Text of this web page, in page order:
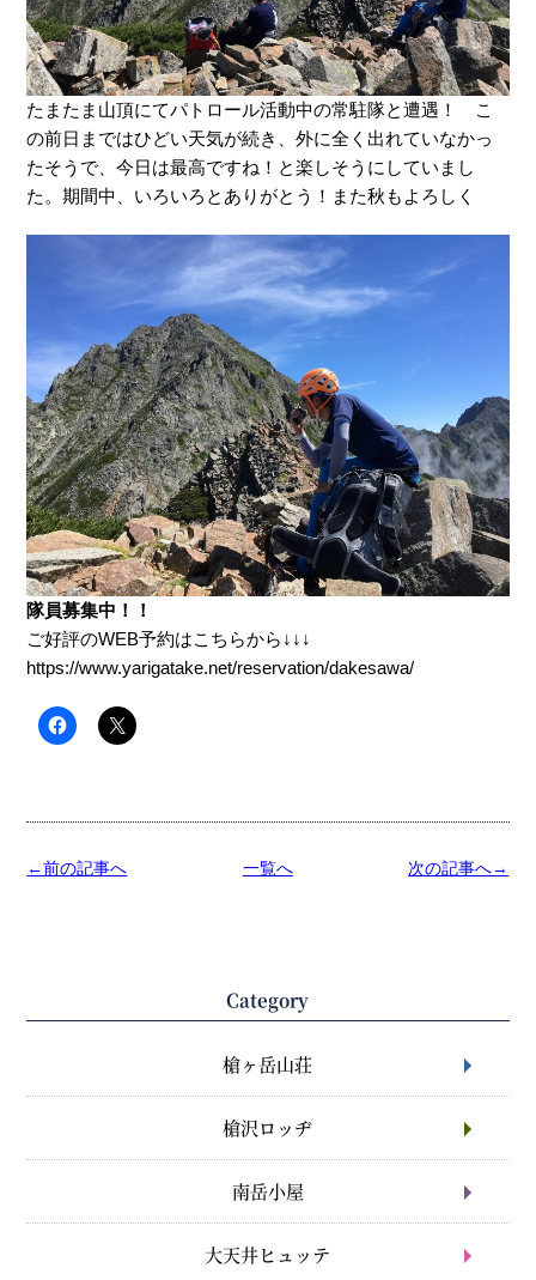
たまたま山頂にてパトロール活動中の常駐隊と遭遇！ こ
の前日まではひどい天気が続き、外に全く出れていなかっ
たそうで、今日は最高ですね！と楽しそうにしていまし
た。期間中、いろいろとありがとう！また秋もよろしく
隊員募集中！！
ご好評のWEB予約はこちらから↓↓↓
https://www.yarigatake.net/reservation/dakesawa/
←前の記事へ 一覧へ 次の記事へ→
Category
槍ヶ岳山荘
槍沢ロッヂ
南岳小屋
大天井ヒュッテ